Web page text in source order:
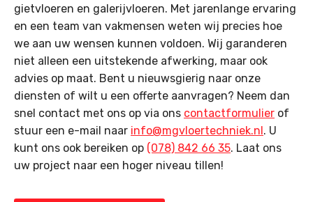
gietvloeren en galerijvloeren. Met jarenlange ervaring
en een team van vakmensen weten wij precies hoe
we aan uw wensen kunnen voldoen. Wij garanderen
niet alleen een uitstekende afwerking, maar ook
advies op maat. Bent u nieuwsgierig naar onze
diensten of wilt u een offerte aanvragen? Neem dan
snel contact met ons op via ons contactformulier of
stuur een e-mail naar info@mgvloertechniek.nl. U
kunt ons ook bereiken op (078) 842 66 35. Laat ons
uw project naar een hoger niveau tillen!